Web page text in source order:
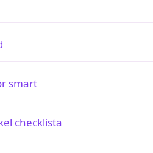
smart
checklista